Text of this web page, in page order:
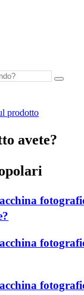
prodotto
avete?